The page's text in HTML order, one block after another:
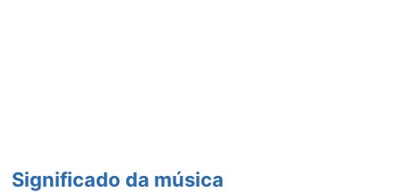
Significado da música